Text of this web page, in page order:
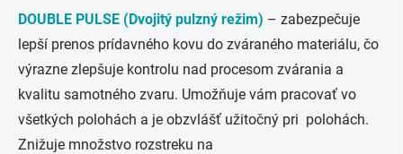
DOUBLE PULSE (Dvojitý pulzný režim) – zabezpečuje
lepší prenos prídavného kovu do zváraného materiálu, čo
výrazne zlepšuje kontrolu nad procesom zvárania a
kvalitu samotného zvaru. Umožňuje vám pracovať vo
všetkých polohách a je obzvlášť užitočný pri polohách.
Znižuje množstvo rozstreku na